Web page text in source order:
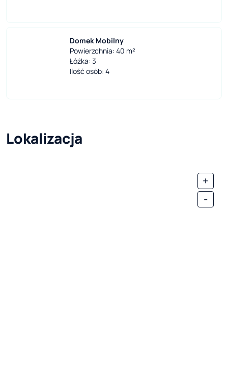
Domek Mobilny
Powierzchnia: 40 m²
Łóżka: 3
Ilość osób: 4
Lokalizacja
+
-